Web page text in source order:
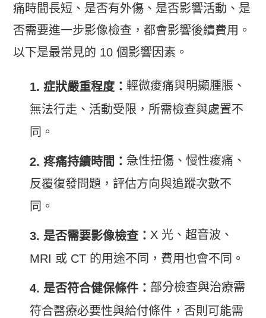
痛時間長短、是否有外傷、是否影響活動、是
否需要進一步影像檢查，都會影響後續費用。
以下是最常見的 10 個影響因素。
1. 症狀嚴重程度：輕微痠痛與明顯腫脹、
無法行走、活動受限，所需檢查與處置不
同。
2. 疼痛持續時間： 急性扭傷、慢性痠痛、
反覆復發問題，評估方向與追蹤次數不
同。
3. 是否需要影像檢查：X 光、超音波、
MRI 或 CT 的用途不同，費用也會不同。
4. 是否符合健保條件： 部分檢查與治療需
符合醫療必要性與給付條件，否則可能需